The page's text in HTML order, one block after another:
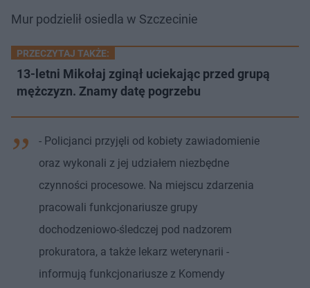
Mur podzielił osiedla w Szczecinie
PRZECZYTAJ TAKŻE:
13-letni Mikołaj zginął uciekając przed grupą
mężczyzn. Znamy datę pogrzebu
- Policjanci przyjęli od kobiety zawiadomienie
oraz wykonali z jej udziałem niezbędne
czynności procesowe. Na miejscu zdarzenia
pracowali funkcjonariusze grupy
dochodzeniowo-śledczej pod nadzorem
prokuratora, a także lekarz weterynarii -
informują funkcjonariusze z Komendy